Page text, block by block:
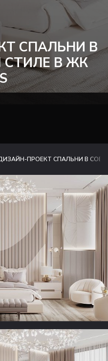
СПАЛЬНИ В
В ЖК
ПРОЕКТ СПАЛЬНИ В